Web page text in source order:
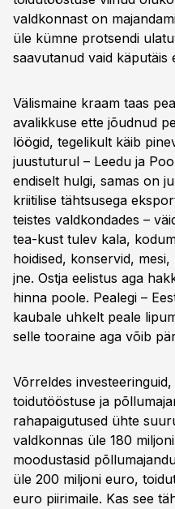
valdkonnast on
üle kümne protsendi
saavutanud vaid käputäis
Välismaine kraam taas
avalikkuse ette jõudnud
löögid, tegelikult käib
juustuturul – Leedu ja
endiselt hulgi, samas on
kriitilise tähtsusega
teistes valdkondades –
tea-kust tulev kala,
hoidised, konservid,
jne. Ostja eelistus aga
hinna poole. Pealegi –
kaubale uhkelt peale
selle tooraine aga võib
Võrreldes
toidutööstuse ja
rahapaigutused ühte
valdkonnas üle 180
moodustasid
üle 200 miljoni euro,
euro piirimaile. Kas see